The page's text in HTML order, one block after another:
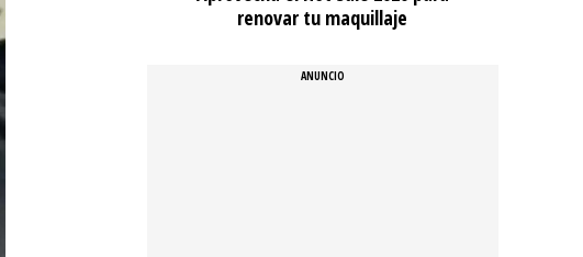
renovar tu maquillaje